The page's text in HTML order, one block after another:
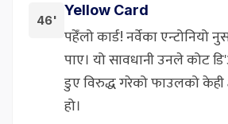
46'
Yellow Card
पहेँलो कार्ड! नर्वेका एन्टोनियो
पाए। यो सावधानी उनले कोट
डुए विरुद्ध गरेको फाउलको
हो।